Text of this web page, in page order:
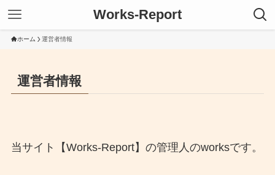
Works-Report
ホーム 運営者情報
運営者情報
当サイト【Works-Report】の管理人のworksです。